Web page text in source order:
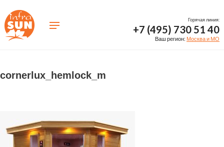
Горячая линия:
+7 (495) 730 51 40
Ваш регион: Москва и МО
cornerlux_hemlock_m